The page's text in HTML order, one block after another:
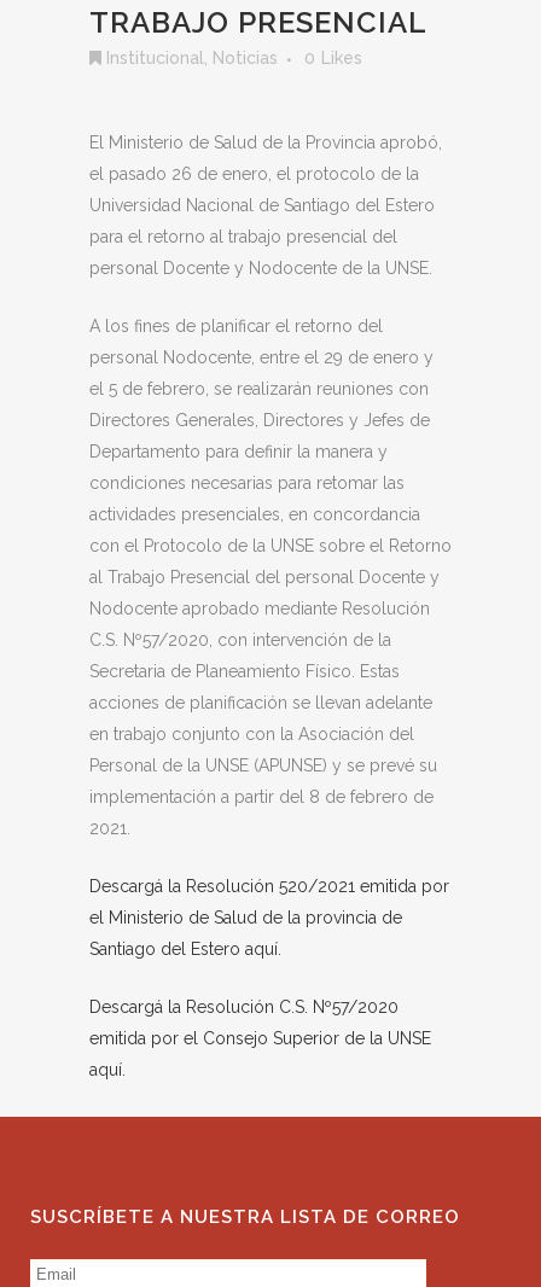
TRABAJO PRESENCIAL
Institucional Noticias 0 Likes
El Ministerio de Salud de la Provincia aprobó,
el pasado 26 de enero, el protocolo de la
Universidad Nacional de Santiago del Estero
para el retorno al trabajo presencial del
personal Docente y Nodocente de la UNSE.
A los fines de planificar el retorno del
personal Nodocente, entre el 29 de enero y
el 5 de febrero, se realizarán reuniones con
Directores Generales, Directores y Jefes de
Departamento para definir la manera y
condiciones necesarias para retomar las
actividades presenciales, en concordancia
con el Protocolo de la UNSE sobre el Retorno
al Trabajo Presencial del personal Docente y
Nodocente aprobado mediante Resolución
C.S. Nº57/2020, con intervención de la
Secretaria de Planeamiento Físico. Estas
acciones de planificación se llevan adelante
en trabajo conjunto con la Asociación del
Personal de la UNSE (APUNSE) y se prevé su
implementación a partir del 8 de febrero de
2021.
Descargá la Resolución 520/2021 emitida por
el Ministerio de Salud de la provincia de
Santiago del Estero aquí.
Descargá la Resolución C.S. Nº57/2020
emitida por el Consejo Superior de la UNSE
aquí.
SUSCRÍBETE A NUESTRA LISTA DE CORREO